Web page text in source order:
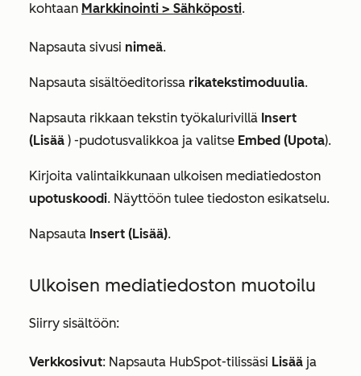
kohtaan Markkinointi > Sähköposti.
Napsauta sivusi nimeä.
Napsauta sisältöeditorissa rikatekstimoduulia.
Napsauta rikkaan tekstin työkalurivillä Insert
(Lisää ) -pudotusvalikkoa ja valitse Embed (Upota).
Kirjoita valintaikkunaan ulkoisen mediatiedoston
upotuskoodi. Näyttöön tulee tiedoston esikatselu.
Napsauta Insert (Lisää).
Ulkoisen mediatiedoston muotoilu
Siirry sisältöön:
Verkkosivut: Napsauta HubSpot-tilissäsi Lisää ja